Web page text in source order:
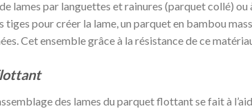
lames par languettes et rainures (parquet collé)
tiges pour créer la lame, un parquet en bambou
Cet ensemble grâce à la résistance de ce
des lames du parquet flottant se fait à